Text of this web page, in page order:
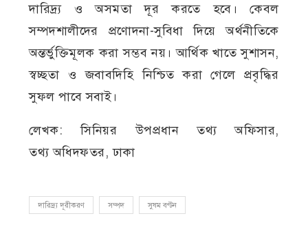
দারিদ্র্য ও অসমতা দূর করতে হবে। কেবল
সম্পদশালীদের প্রণোদনা-সুবিধা দিয়ে অর্থনীতিকে
অন্তর্ভুক্তিমূলক করা সম্ভব নয়। আর্থিক খাতে সুশাসন,
স্বচ্ছতা ও জবাবদিহি নিশ্চিত করা গেলে প্রবৃদ্ধির
সুফল পাবে সবাই।
লেখক: সিনিয়র উপপ্রধান তথ্য অফিসার,
তথ্য অধিদফতর, ঢাকা
দারিদ্র্য দূরীকরণ সম্পদ সুষম বণ্টন